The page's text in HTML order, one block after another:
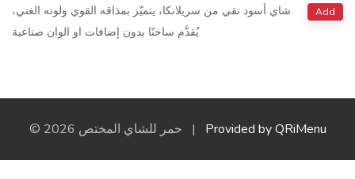
شاي أسود نقي من سريلانكا، يتميّز بمذاقه القوي ولونه الغني،
يُقدَّم ساخنًا بدون إضافات او الوان صناعية
Add
© 2026 حمر للشاي المختص | Provided by QRiMenu